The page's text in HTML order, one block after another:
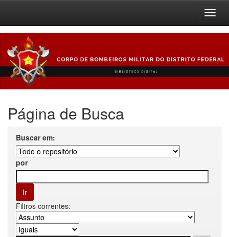
navigation
Página de Busca
Buscar em:
por
Filtros correntes: